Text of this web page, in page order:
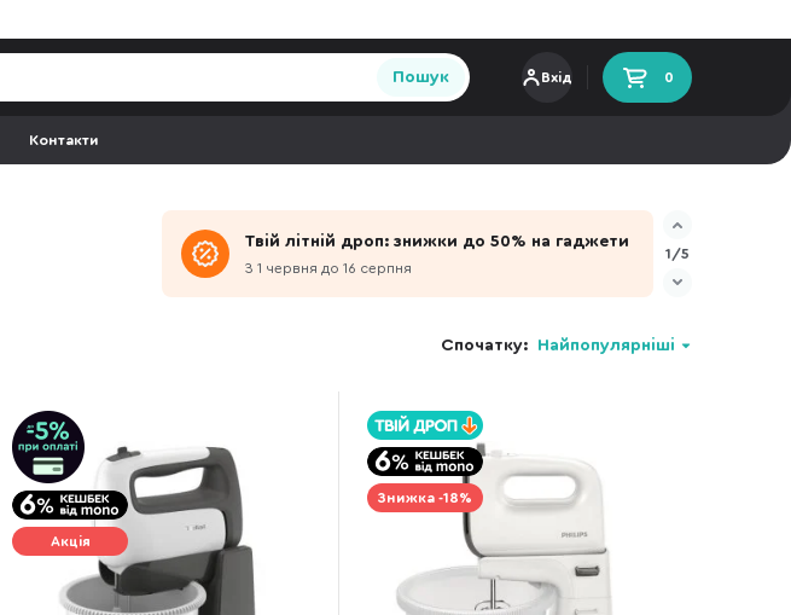
Пошук Вхід 0
Контакти
Твій літній дроп: знижки до 50% на гаджети
З 1 червня до 16 серпня
1/5
Спочатку: Найпопулярніші
Акція
Знижка -18%